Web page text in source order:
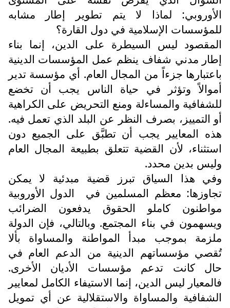
الأوروبي: لماذا لا يتم تطوير إطار مشابه
للمؤسسات الإسلامية في دول القارة؟
المقصود ليس السيطرة على الدين، إنما بناء
إطار مدني شفاف ينظم عمل المؤسسات الدينية
باعتبارها جزءاً من المجال العام. أي مؤسسة تدير
أموالاً وتؤثر في حياة الناس يجب أن تخضع
للشفافية والمساءلة ومنع التحريض على الكراهية
أو التمييز، بصرف النظر عن البلد الذي تعمل فيه.
هذه المعايير يجب أن تطبَّق على الجميع دون
استثناء، لأن القضية تتعلق بطبيعة المجال العام
وليس بدين محدد.
وفي هذا السياق تبرز قضية مبدئية لا يمكن
تجاوزها: معظم المسلمين في
الدول الأوروبية
مواطنون كاملو الحقوق يدفعون الضرائب
ويسهمون في بناء المجتمع. وبالتالي، فإن الدولة
ملزمة بموجب مبدأ المواطنة والمساواة بألا
تُقصي مؤسساتهم الدينية من الدعم العام في
حال كانت تدعم مؤسسات الأديان الأخرى.
فالمعيار ليس الدين، إنما الاستيفاء الكامل لمعايير
الشفافية والمساواة والاستقلالية عن أي تمويل